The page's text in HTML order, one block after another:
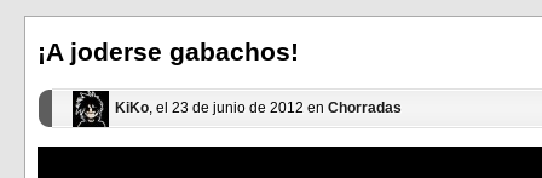
¡A joderse gabachos!
KiKo, el 23 de junio de 2012 en Chorradas